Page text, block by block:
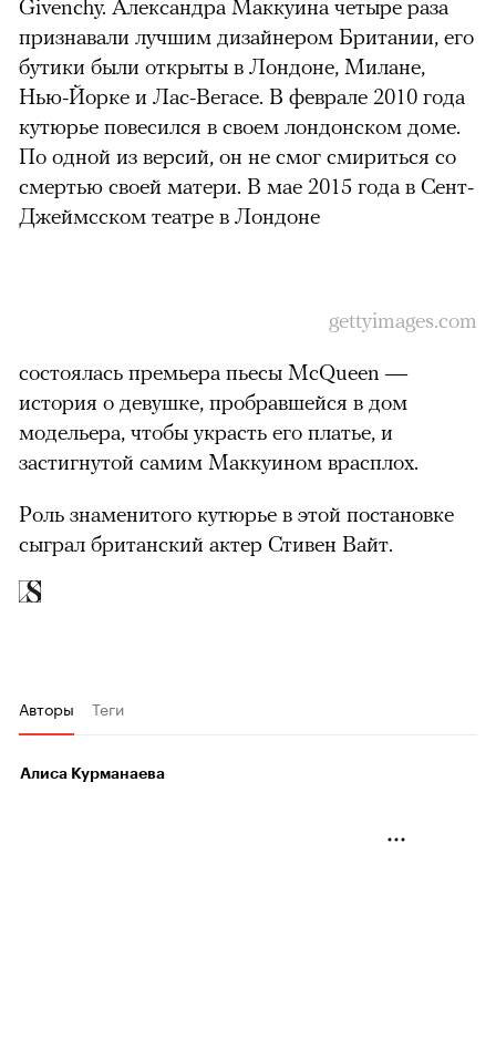
Givenchy. Александра Маккуина четыре раза
признавали лучшим дизайнером Британии, его
бутики были открыты в Лондоне, Милане,
Нью-Йорке и Лас-Вегасе. В феврале 2010 года
кутюрье повесился в своем лондонском доме.
По одной из версий, он не смог смириться со
смертью своей матери. В мае 2015 года в Сент-
Джеймсском театре в Лондоне
gettyimages.com
состоялась премьера пьесы McQueen —
история о девушке, пробравшейся в дом
модельера, чтобы украсть его платье, и
застигнутой самим Маккуином врасплох.
Роль знаменитого кутюрье в этой постановке
сыграл британский актер Стивен Вайт.
Авторы Теги
Алиса Курманаева